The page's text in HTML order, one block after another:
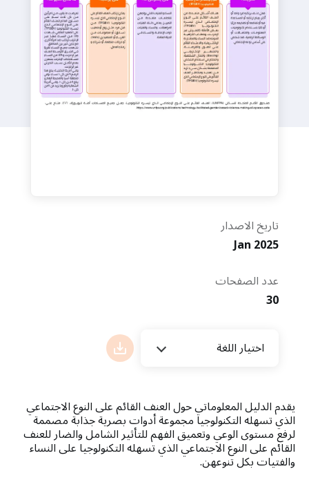
تاريخ الاصدار
Jan 2025
عدد الصفحات
30
اختيار اللغة
يقدم الدليل المعلوماتي حول العنف القائم على النوع الاجتماعي
الذي تسهله التكنولوجيا مجموعة أدوات بصرية جذابة مصممة
لرفع مستوى الوعي وتعميق الفهم للتأثير الشامل والضار للعنف
القائم على النوع الاجتماعي الذي تسهله التكنولوجيا على النساء
والفتيات بكل تنوعهن.